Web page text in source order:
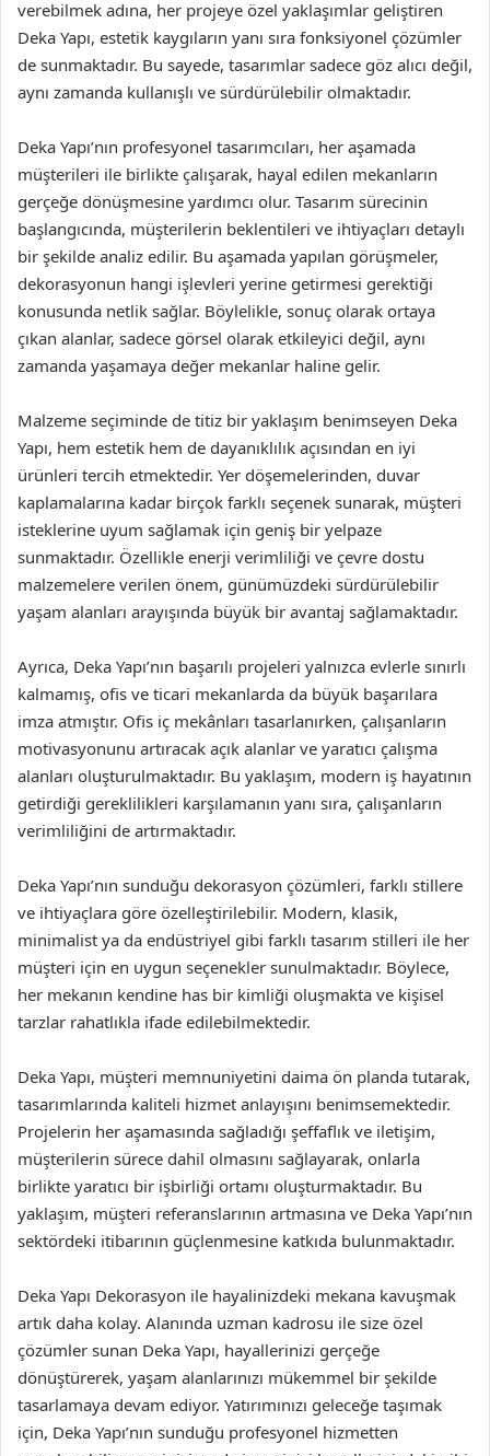
verebilmek adına, her projeye özel yaklaşımlar geliştiren
Deka Yapı, estetik kaygıların yanı sıra fonksiyonel çözümler
de sunmaktadır. Bu sayede, tasarımlar sadece göz alıcı değil,
aynı zamanda kullanışlı ve sürdürülebilir olmaktadır.
Deka Yapı’nın profesyonel tasarımcıları, her aşamada
müşterileri ile birlikte çalışarak, hayal edilen mekanların
gerçeğe dönüşmesine yardımcı olur. Tasarım sürecinin
başlangıcında, müşterilerin beklentileri ve ihtiyaçları detaylı
bir şekilde analiz edilir. Bu aşamada yapılan görüşmeler,
dekorasyonun hangi işlevleri yerine getirmesi gerektiği
konusunda netlik sağlar. Böylelikle, sonuç olarak ortaya
çıkan alanlar, sadece görsel olarak etkileyici değil, aynı
zamanda yaşamaya değer mekanlar haline gelir.
Malzeme seçiminde de titiz bir yaklaşım benimseyen Deka
Yapı, hem estetik hem de dayanıklılık açısından en iyi
ürünleri tercih etmektedir. Yer döşemelerinden, duvar
kaplamalarına kadar birçok farklı seçenek sunarak, müşteri
isteklerine uyum sağlamak için geniş bir yelpaze
sunmaktadır. Özellikle enerji verimliliği ve çevre dostu
malzemelere verilen önem, günümüzdeki sürdürülebilir
yaşam alanları arayışında büyük bir avantaj sağlamaktadır.
Ayrıca, Deka Yapı’nın başarılı projeleri yalnızca evlerle sınırlı
kalmamış, ofis ve ticari mekanlarda da büyük başarılara
imza atmıştır. Ofis iç mekânları tasarlanırken, çalışanların
motivasyonunu artıracak açık alanlar ve yaratıcı çalışma
alanları oluşturulmaktadır. Bu yaklaşım, modern iş hayatının
getirdiği gereklilikleri karşılamanın yanı sıra, çalışanların
verimliliğini de artırmaktadır.
Deka Yapı’nın sunduğu dekorasyon çözümleri, farklı stillere
ve ihtiyaçlara göre özelleştirilebilir. Modern, klasik,
minimalist ya da endüstriyel gibi farklı tasarım stilleri ile her
müşteri için en uygun seçenekler sunulmaktadır. Böylece,
her mekanın kendine has bir kimliği oluşmakta ve kişisel
tarzlar rahatlıkla ifade edilebilmektedir.
Deka Yapı, müşteri memnuniyetini daima ön planda tutarak,
tasarımlarında kaliteli hizmet anlayışını benimsemektedir.
Projelerin her aşamasında sağladığı şeffaflık ve iletişim,
müşterilerin sürece dahil olmasını sağlayarak, onlarla
birlikte yaratıcı bir işbirliği ortamı oluşturmaktadır. Bu
yaklaşım, müşteri referanslarının artmasına ve Deka Yapı’nın
sektördeki itibarının güçlenmesine katkıda bulunmaktadır.
Deka Yapı Dekorasyon ile hayalinizdeki mekana kavuşmak
artık daha kolay. Alanında uzman kadrosu ile size özel
çözümler sunan Deka Yapı, hayallerinizi gerçeğe
dönüştürerek, yaşam alanlarınızı mükemmel bir şekilde
tasarlamaya devam ediyor. Yatırımınızı geleceğe taşımak
için, Deka Yapı’nın sunduğu profesyonel hizmetten